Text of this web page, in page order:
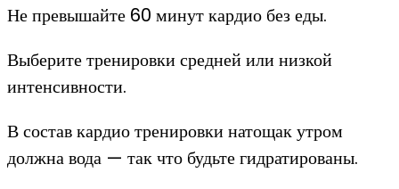
Не превышайте 60 минут кардио без еды.
Выберите тренировки средней или низкой
интенсивности.
В состав кардио тренировки натощак утром
должна вода — так что будьте гидратированы.